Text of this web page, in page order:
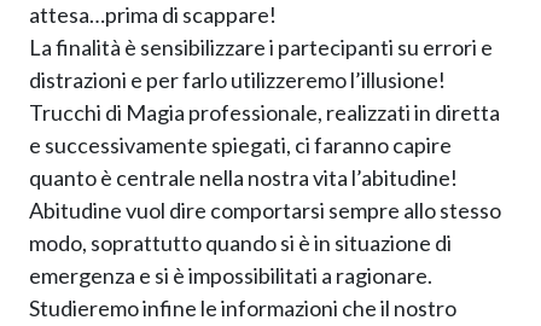
attesa…prima di scappare!
La finalità è sensibilizzare i partecipanti su errori e
distrazioni e per farlo utilizzeremo l’illusione!
Trucchi di Magia professionale, realizzati in diretta
e successivamente spiegati, ci faranno capire
quanto è centrale nella nostra vita l’abitudine!
Abitudine vuol dire comportarsi sempre allo stesso
modo, soprattutto quando si è in situazione di
emergenza e si è impossibilitati a ragionare.
Studieremo infine le informazioni che il nostro